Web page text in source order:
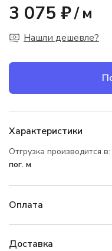
3 075 ₽/ м
Нашли дешевле?
Характеристики
Отгрузка производится в:
пог. м
Оплата
Доставка